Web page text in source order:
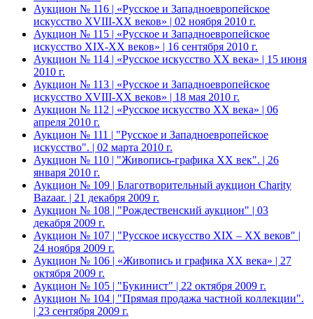
Аукцион № 116 | «Русское и Западноевропейское
искусство XVIII-ХХ веков» | 02 ноября 2010 г.
Аукцион № 115 | «Русское и Западноевропейское
искусство XIX-ХХ веков» | 16 сентября 2010 г.
Аукцион № 114 | «Русское искусство ХХ века» | 15 июня
2010 г.
Аукцион № 113 | «Русское и Западноевропейское
искусство XVIII-ХХ веков» | 18 мая 2010 г.
Аукцион № 112 | «Русское искусство ХХ века» | 06
апреля 2010 г.
Аукцион № 111 | "Русское и Западноевропейское
искусство". | 02 марта 2010 г.
Аукцион № 110 | "Живопись-графика ХХ век". | 26
января 2010 г.
Аукцион № 109 | Благотворительный аукцион Charity
Bazaar. | 21 декабря 2009 г.
Аукцион № 108 | "Рождественский аукцион" | 03
декабря 2009 г.
Аукцион № 107 | "Русское искусство XIX – ХХ веков" |
24 ноября 2009 г.
Аукцион № 106 | «Живопись и графика ХХ века» | 27
октября 2009 г.
Аукцион № 105 | "Букинист" | 22 октября 2009 г.
Аукцион № 104 | "Прямая продажа частной коллекции".
| 23 сентября 2009 г.